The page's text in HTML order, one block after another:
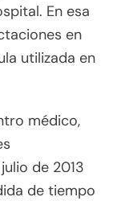
En esa
en
utilizada en
médico,
de 2013
de tiempo